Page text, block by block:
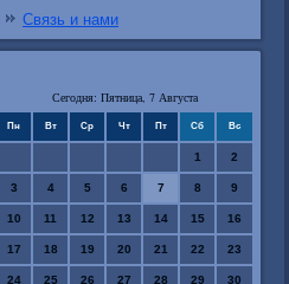
Связь и нами
Сегодня: Пятница, 7 Августа
Пн Вт Ср Чт Пт Сб Вс
1 2
3 4 5 6 7 8 9
10 11 12 13 14 15 16
17 18 19 20 21 22 23
24 25 26 27 28 29 30